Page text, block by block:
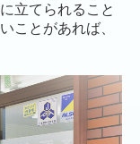
立てられること
ことがあれば、